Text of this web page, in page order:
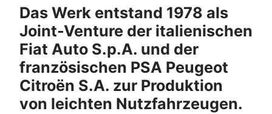
Das Werk entstand 1978 als
Joint-Venture der italienischen
Fiat Auto S.p.A. und der
französischen PSA Peugeot
Citroën S.A. zur Produktion
von leichten Nutzfahrzeugen.